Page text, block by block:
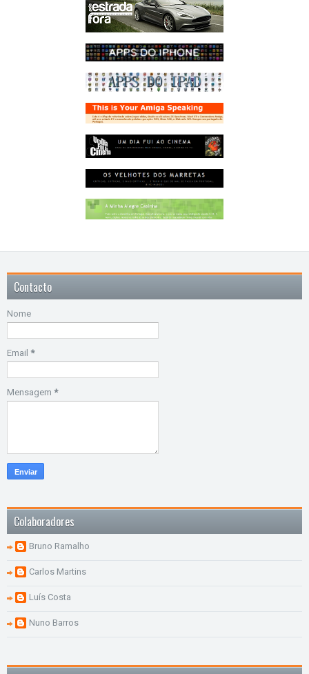
Contacto
Nome
Email *
Mensagem *
Colaboradores
Bruno Ramalho
Carlos Martins
Luís Costa
Nuno Barros